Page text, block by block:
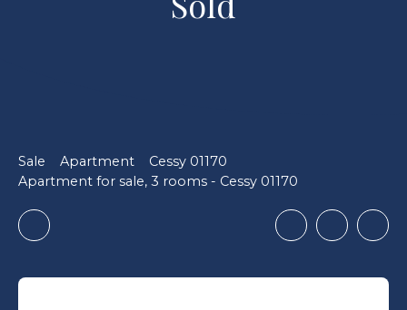
Sale Apartment
Cessy 01170
Apartment for sale, 3 rooms - Cessy 01170